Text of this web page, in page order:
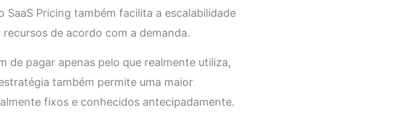
SaaS Pricing também facilita a escalabilidade
de acordo com a demanda.
de pagar apenas pelo que realmente utiliza,
também permite uma maior
fixos e conhecidos antecipadamente.